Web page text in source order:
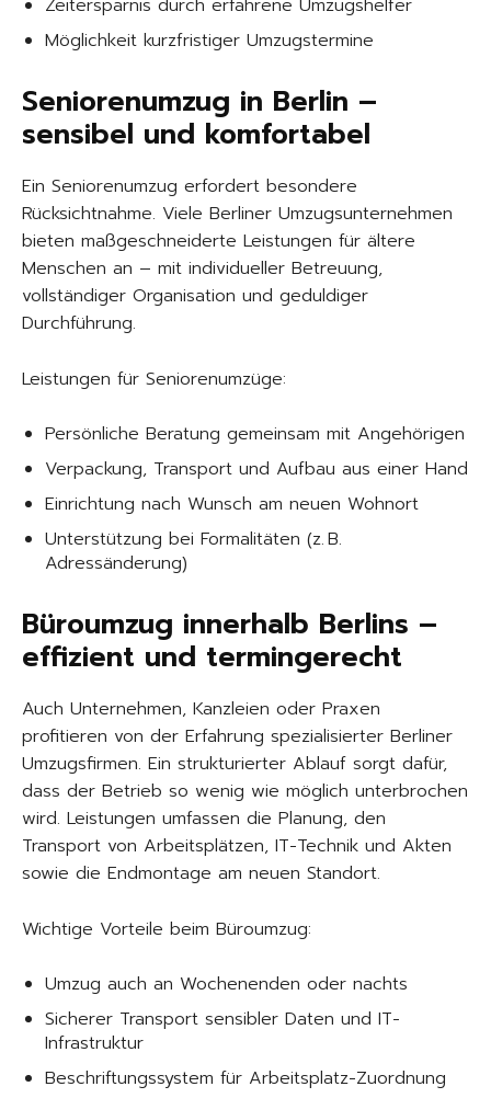
Zeitersparnis durch erfahrene Umzugshelfer
Möglichkeit kurzfristiger Umzugstermine
Seniorenumzug in Berlin –
sensibel und komfortabel
Ein Seniorenumzug erfordert besondere
Rücksichtnahme. Viele Berliner Umzugsunternehmen
bieten maßgeschneiderte Leistungen für ältere
Menschen an – mit individueller Betreuung,
vollständiger Organisation und geduldiger
Durchführung.
Leistungen für Seniorenumzüge:
Persönliche Beratung gemeinsam mit Angehörigen
Verpackung, Transport und Aufbau aus einer Hand
Einrichtung nach Wunsch am neuen Wohnort
Unterstützung bei Formalitäten (z. B.
Adressänderung)
Büroumzug innerhalb Berlins –
effizient und termingerecht
Auch Unternehmen, Kanzleien oder Praxen
profitieren von der Erfahrung spezialisierter Berliner
Umzugsfirmen. Ein strukturierter Ablauf sorgt dafür,
dass der Betrieb so wenig wie möglich unterbrochen
wird. Leistungen umfassen die Planung, den
Transport von Arbeitsplätzen, IT-Technik und Akten
sowie die Endmontage am neuen Standort.
Wichtige Vorteile beim Büroumzug:
Umzug auch an Wochenenden oder nachts
Sicherer Transport sensibler Daten und IT-
Infrastruktur
Beschriftungssystem für Arbeitsplatz-Zuordnung